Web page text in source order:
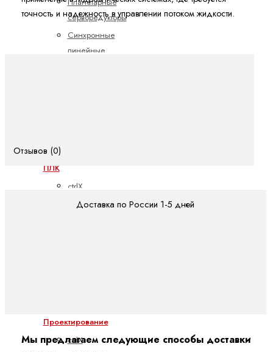
серворедукторы
Синхронные
линейные
ПЛК
ctrlX
PLC
Проектирование
ctrlX
точность и надежность в управлении потоком жидкости.
Отзывов (0)
Доставка по России 1-5 дней
Мы предлагаем следующие способы доставки